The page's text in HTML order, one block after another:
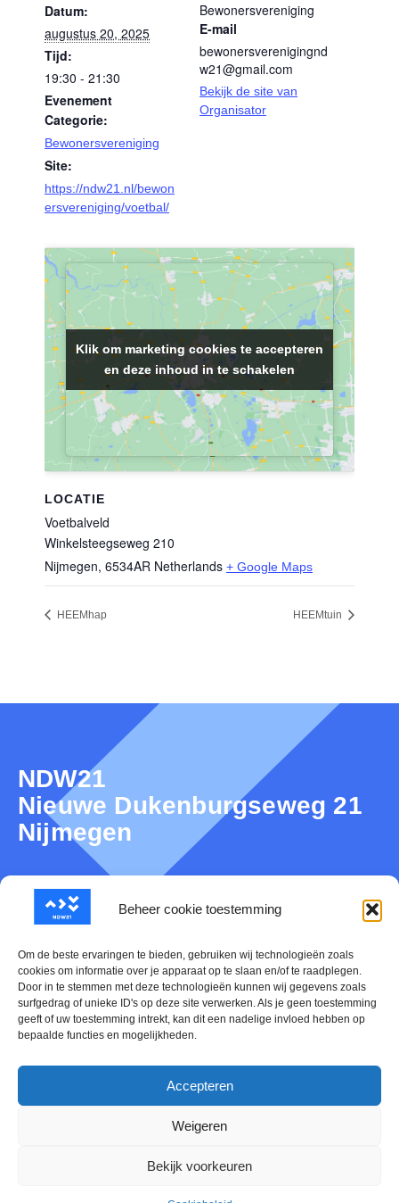
Beheer cookie toestemming
Om de beste ervaringen te bieden, gebruiken wij technologieën zoals
cookies om informatie over je apparaat op te slaan en/of te raadplegen.
Door in te stemmen met deze technologieën kunnen wij gegevens zoals
surfgedrag of unieke ID's op deze site verwerken. Als je geen toestemming
geeft of uw toestemming intrekt, kan dit een nadelige invloed hebben op
bepaalde functies en mogelijkheden.
Accepteren
Weigeren
Bekijk voorkeuren
Datum:
augustus 20, 2025
Tijd:
19:30 - 21:30
Evenement
Categorie:
Bewonersvereniging
Site:
https://ndw21.nl/bewon
ersvereniging/voetbal/
Bewonersvereniging
E-mail
bewonersverenigingnd
w21@gmail.com
Bekijk de site van
Organisator
LOCATIE
Voetbalveld
Winkelsteegseweg 210
Nijmegen, 6534AR Netherlands + Google Maps
Klik om marketing cookies te accepteren
en deze inhoud in te schakelen
Klik om marketing cookies te accepteren
en deze inhoud in te schakelen
HEEMhap HEEMtuin
NDW21
Nieuwe Dukenburgseweg 21
Nijmegen
Over NDW21
Nieuws
Mijn NDW21
Contact
Evenementen Kalender
Cookiebeleid (EU)